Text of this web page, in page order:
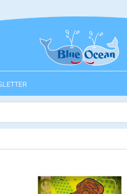
Startseite